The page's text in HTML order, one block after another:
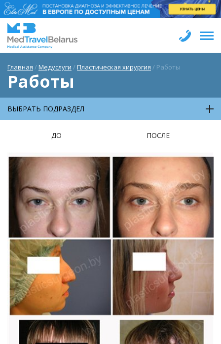
Главная /Медуслуги /Пластическая хирургия / Работы
Работы
ВЫБРАТЬ ПОДРАЗДЕЛ
ДО ПОСЛЕ